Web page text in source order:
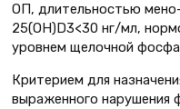
ОП, длительностью
25(OH)D3<30 нг/мл,
уровнем щелочной
Критерием для
выраженного нарушения